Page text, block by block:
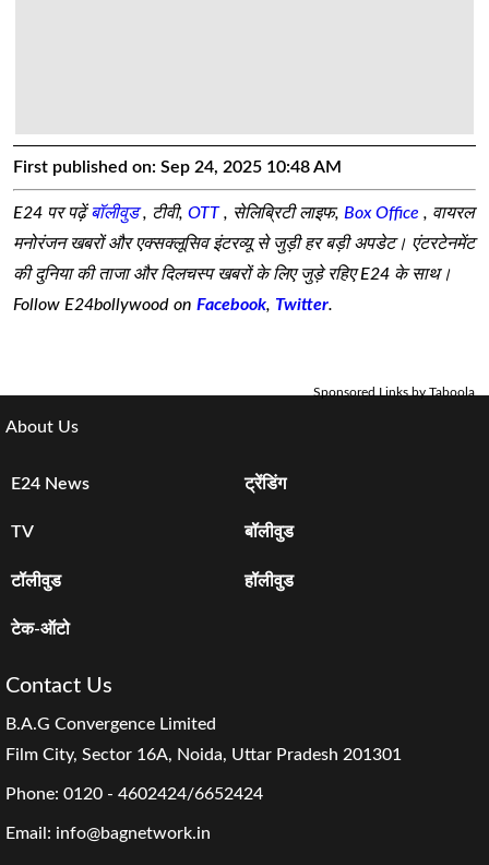
First published on: Sep 24, 2025 10:48 AM
E24 पर पढ़ेंबॉलीवुड, टीवी, OTT, सेलिब्रिटी लाइफ, Box Office , वायरल
मनोरंजन खबरों और एक्सक्लूसिव इंटरव्यू से जुड़ी हर बड़ी अपडेट। एंटरटेनमेंट
की दुनिया की ताजा और दिलचस्प खबरों के लिए जुड़े रहिए E24 के साथ।
Follow E24bollywood on Facebook, Twitter.
Sponsored Links by Taboola
About Us
E24 News ट्रेंडिंग
TV बॉलीवुड
टॉलीवुड हॉलीवुड
टेक-ऑटो
Contact Us
B.A.G Convergence Limited
Film City, Sector 16A, Noida, Uttar Pradesh 201301
Phone: 0120 - 4602424/6652424
Email: info@bagnetwork.in